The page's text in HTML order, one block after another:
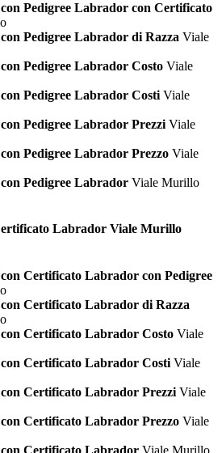
Pedigree Labrador con Certificato
Pedigree Labrador di Razza Viale
Pedigree Labrador Costo Viale
Pedigree Labrador Costi Viale
Pedigree Labrador Prezzi Viale
Pedigree Labrador Prezzo Viale
Pedigree Labrador Viale Murillo
Labrador Viale Murillo
Certificato Labrador con Pedigree
Certificato Labrador di Razza
Certificato Labrador Costo Viale
Certificato Labrador Costi Viale
Certificato Labrador Prezzi Viale
Certificato Labrador Prezzo Viale
Certificato Labrador Viale Murillo